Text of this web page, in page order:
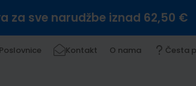
za sve narudžbe iznad 62,50 €
Poslovnice Kontakt O nama Česta